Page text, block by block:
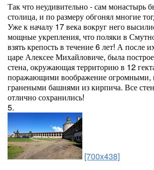
Так что неудивительно - сам монастырь
столица, и по размеру обгонял многие
Уже к началу 17 века вокруг него
мощные укрепления, что поляки в
взять крепость в течение 6 лет! А после
царе Алексее Михайловиче, была
стена, окружающая территорию в 12
поражающими воображение огромными,
гранеными башнями из кирпича. Все
отлично сохранились!
5.
[700x438]